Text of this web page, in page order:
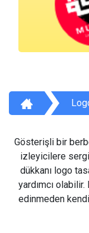
Gösterişli bir
izleyicilere
dükkanı logo
yardımcı
edinmeden